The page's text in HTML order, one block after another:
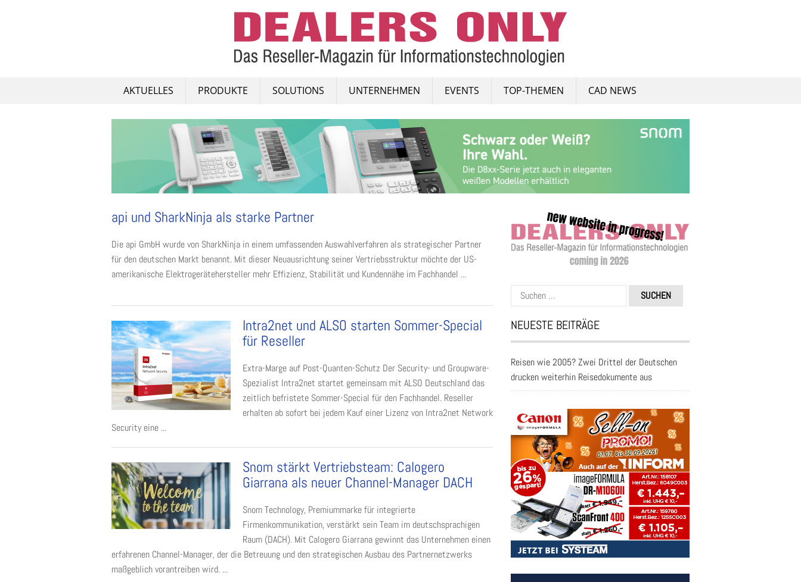
AKTUELLES PRODUKTE SOLUTIONS UNTERNEHMEN EVENTS TOP-THEMEN CAD NEWS
api und SharkNinja als starke Partner
Die api GmbH wurde von SharkNinja in einem umfassenden Auswahlverfahren als strategischer Partner
für den deutschen Markt benannt. Mit dieser Neuausrichtung seiner Vertriebsstruktur möchte der US-
amerikanische Elektrogerätehersteller mehr Effizienz, Stabilität und Kundennähe im Fachhandel ...
Intra2net und ALSO starten Sommer-Special
für Reseller
Extra-Marge auf Post-Quanten-Schutz Der Security- und Groupware-
Spezialist Intra2net startet gemeinsam mit ALSO Deutschland das
zeitlich befristete Sommer-Special für den Fachhandel. Reseller
erhalten ab sofort bei jedem Kauf einer Lizenz von Intra2net Network
Security eine ...
Snom stärkt Vertriebsteam: Calogero
Giarrana als neuer Channel-Manager DACH
Snom Technology, Premiummarke für integrierte
Firmenkommunikation, verstärkt sein Team im deutschsprachigen
Raum (DACH). Mit Calogero Giarrana gewinnt das Unternehmen einen
erfahrenen Channel-Manager, der die Betreuung und den strategischen Ausbau des Partnernetzwerks
maßgeblich vorantreiben wird. ...
Suchen
nach:
NEUESTE BEITRÄGE
Reisen wie 2005? Zwei Drittel der Deutschen
drucken weiterhin Reisedokumente aus